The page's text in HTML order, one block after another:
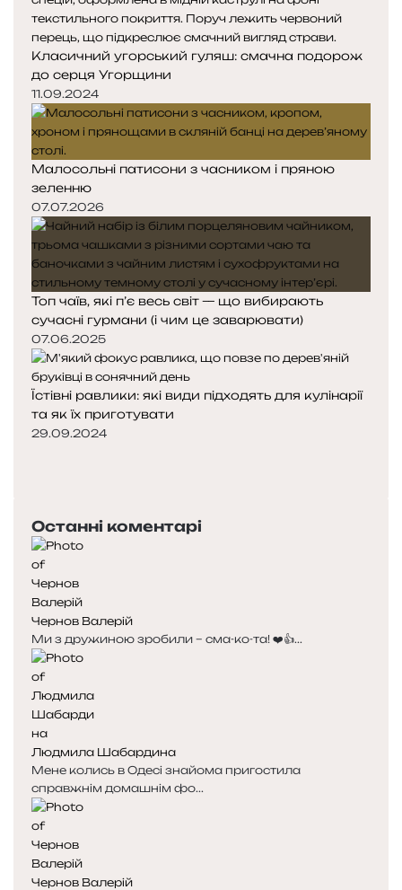
Класичний угорський гуляш: смачна подорож
до серця Угорщини
11.09.2024
Малосольні патисони з часником і пряною
зеленню
07.07.2026
Топ чаїв, які п’є весь світ — що вибирають
сучасні гурмани (і чим це заварювати)
07.06.2025
Їстівні равлики: які види підходять для кулінарії
та як їх приготувати
29.09.2024
Останні коментарі
Чернов Валерій
Ми з дружиною зробили – сма-ко-та! ❤️👍...
Людмила Шабардина
Мене колись в Одесі знайома пригостила
справжнім домашнім фо...
Чернов Валерій